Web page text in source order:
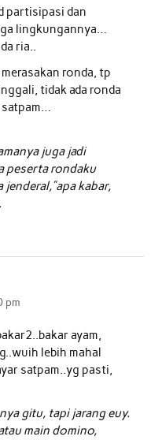
partisipasi dan
lingkungannya…
ria..
ronda, tp
tidak ada ronda
satpam…
juga jadi
peserta rondaku
kabar,
pm
ayam,
lebih mahal
satpam..yg pasti,
gitu, tapi jarang euy.
main domino,